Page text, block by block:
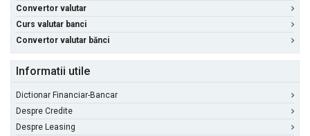
Convertor valutar
Curs valutar banci
Convertor valutar bănci
Informatii utile
Dictionar Financiar-Bancar
Despre Credite
Despre Leasing